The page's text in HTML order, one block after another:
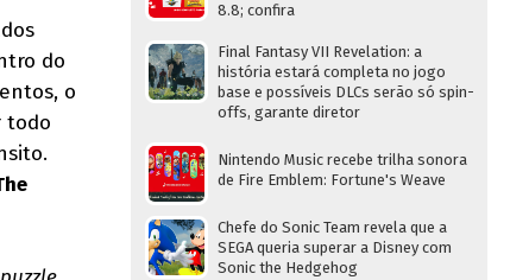
do
o
todo
8.8; confira
Final Fantasy VII Revelation: a
história estará completa no jogo
base e possíveis DLCs serão só spin-
offs, garante diretor
Nintendo Music recebe trilha sonora
de Fire Emblem: Fortune's Weave
Chefe do Sonic Team revela que a
SEGA queria superar a Disney com
Sonic the Hedgehog